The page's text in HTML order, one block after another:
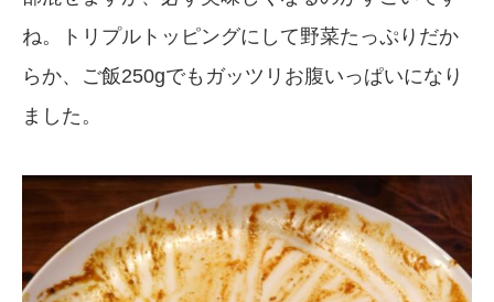
ね。トリプルトッピングにして野菜たっぷりだか
らか、ご飯250gでもガッツリお腹いっぱいになり
ました。